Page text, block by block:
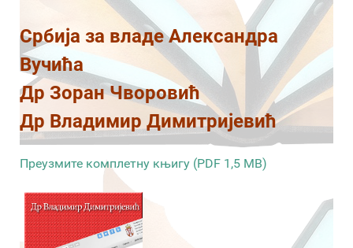
Србија за владе Александра
Вучића
Др Зоран Чворовић
Др Владимир Димитријевић
Преузмите комплетну књигу (PDF 1,5 MB)